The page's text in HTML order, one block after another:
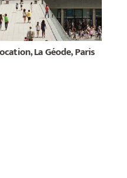
La Géode, Paris